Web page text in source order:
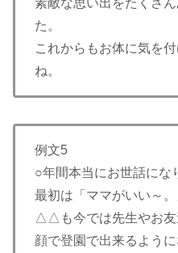
素敵な思い出をたくさ
た。
これからもお体に気を
ね。
例文5
○年間本当にお世話にな
最初は「ママがいい～
△△も今では先生やお友
顔で登園で出来るように